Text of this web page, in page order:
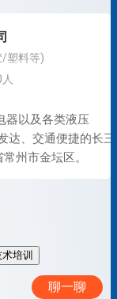
/塑料等)
器以及各类液压
达、交通便捷的长三
州市金坛区。
培训
聊一聊